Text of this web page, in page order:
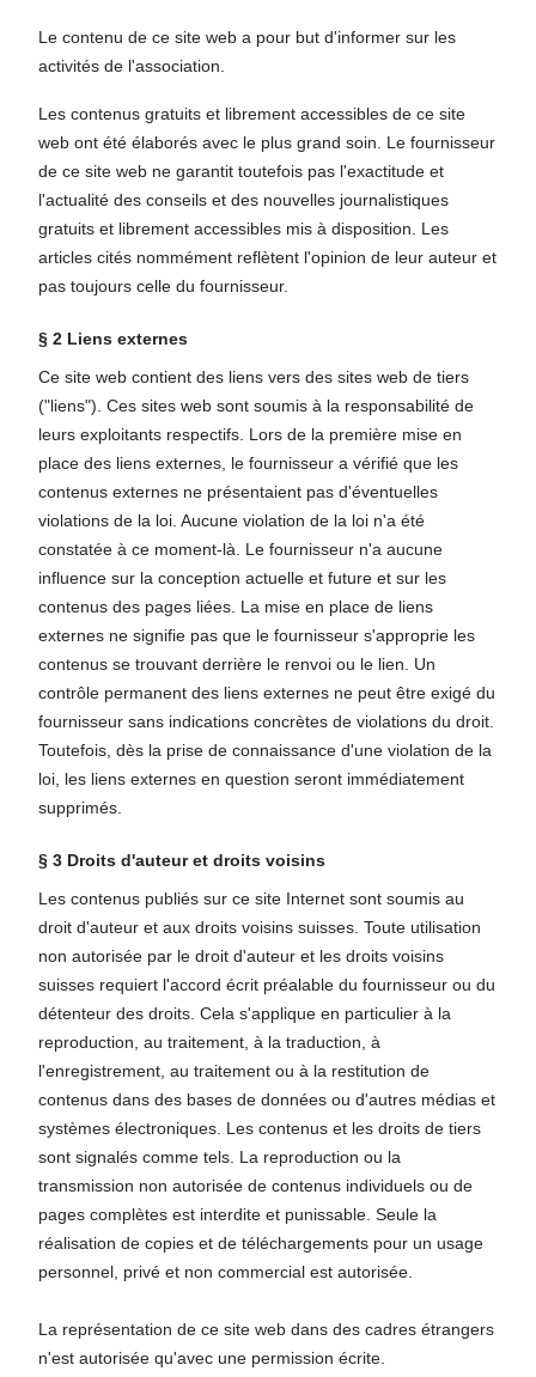
Le contenu de ce site web a pour but d'informer sur les
activités de l'association.
Les contenus gratuits et librement accessibles de ce site
web ont été élaborés avec le plus grand soin. Le fournisseur
de ce site web ne garantit toutefois pas l'exactitude et
l'actualité des conseils et des nouvelles journalistiques
gratuits et librement accessibles mis à disposition. Les
articles cités nommément reflètent l'opinion de leur auteur et
pas toujours celle du fournisseur.
§ 2 Liens externes
Ce site web contient des liens vers des sites web de tiers
("liens"). Ces sites web sont soumis à la responsabilité de
leurs exploitants respectifs. Lors de la première mise en
place des liens externes, le fournisseur a vérifié que les
contenus externes ne présentaient pas d'éventuelles
violations de la loi. Aucune violation de la loi n'a été
constatée à ce moment-là. Le fournisseur n'a aucune
influence sur la conception actuelle et future et sur les
contenus des pages liées. La mise en place de liens
externes ne signifie pas que le fournisseur s'approprie les
contenus se trouvant derrière le renvoi ou le lien. Un
contrôle permanent des liens externes ne peut être exigé du
fournisseur sans indications concrètes de violations du droit.
Toutefois, dès la prise de connaissance d'une violation de la
loi, les liens externes en question seront immédiatement
supprimés.
§ 3 Droits d'auteur et droits voisins
Les contenus publiés sur ce site Internet sont soumis au
droit d'auteur et aux droits voisins suisses. Toute utilisation
non autorisée par le droit d'auteur et les droits voisins
suisses requiert l'accord écrit préalable du fournisseur ou du
détenteur des droits. Cela s'applique en particulier à la
reproduction, au traitement, à la traduction, à
l'enregistrement, au traitement ou à la restitution de
contenus dans des bases de données ou d'autres médias et
systèmes électroniques. Les contenus et les droits de tiers
sont signalés comme tels. La reproduction ou la
transmission non autorisée de contenus individuels ou de
pages complètes est interdite et punissable. Seule la
réalisation de copies et de téléchargements pour un usage
personnel, privé et non commercial est autorisée.
La représentation de ce site web dans des cadres étrangers
n'est autorisée qu'avec une permission écrite.